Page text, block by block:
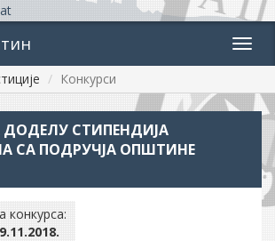
Конкурси
ДОДЕЛУ СТИПЕНДИЈА
СА ПОДРУЧЈА ОПШТИНЕ
конкурса: